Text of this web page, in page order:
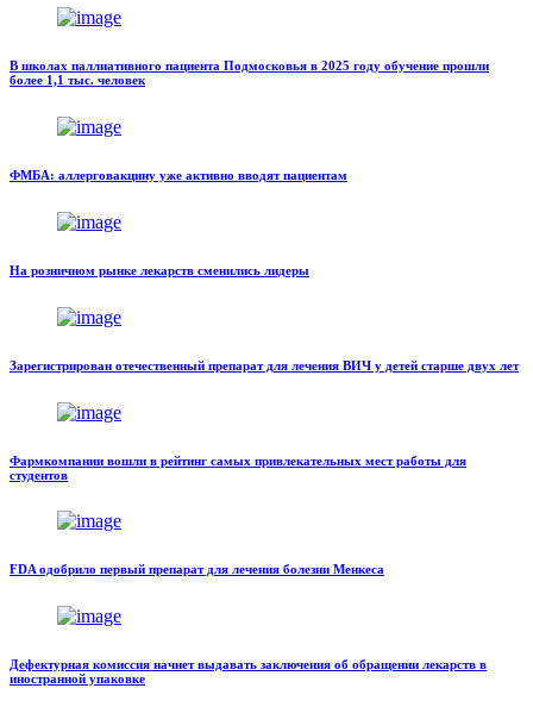
В школах паллиативного пациента Подмосковья в 2025 году обучение прошли
более 1,1 тыс. человек
ФМБА: аллерговакцину уже активно вводят пациентам
На розничном рынке лекарств сменились лидеры
Зарегистрирован отечественный препарат для лечения ВИЧ у детей старше двух лет
Фармкомпании вошли в рейтинг самых привлекательных мест работы для
студентов
FDA одобрило первый препарат для лечения болезни Менкеса
Дефектурная комиссия начнет выдавать заключения об обращении лекарств в
иностранной упаковке